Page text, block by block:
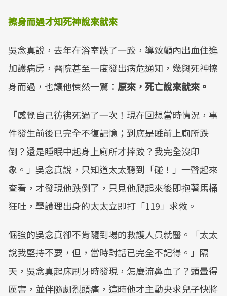
擦身而過才知死神說來就來
吳念真說，去年在浴室跌了一跤，導致顱內出血住進
加護病房，醫院甚至一度發出病危通知，幾與死神擦
身而過，也讓他悚然一驚： 原來，死亡說來就來。
「感覺自己彷彿死過了一次！現在回想當時情況，事
件發生前後已完全不復記憶；到底是睡前上廁所跌
倒？還是睡眠中起身上廁所才摔跤？我完全沒印
象。」吳念真說，只知道太太聽到「碰！」一聲起來
查看，才發現他跌倒了，只見他爬起來後即抱著馬桶
狂吐，學護理出身的太太立即打「119」求救。
倔強的吳念真卻不肯隨到場的救護人員就醫。「太太
說我堅持不要，但，當時對話已完全不記得。」隔
天，吳念真起床刷牙時發現，怎麼流鼻血了？頭暈得
厲害，並伴隨劇烈頭痛，這時他才主動央求兒子快將